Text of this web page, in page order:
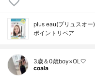
plus eau(プリュスオー)
ポイントリペア
3歳＆0歳boy×OL🤍
coala